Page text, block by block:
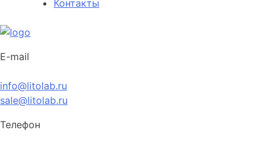
Контакты
E-mail
info@litolab.ru
sale@litolab.ru
Телефон